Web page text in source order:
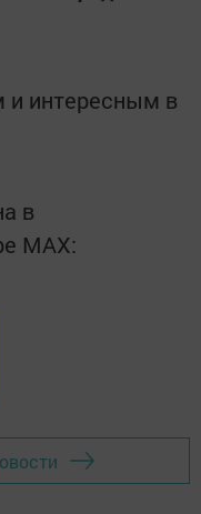
интересным в
в
MАХ: